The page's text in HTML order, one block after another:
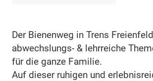
Der Bienenweg in Trens
abwechslungs- & lehrreiche
für die ganze Familie.
Auf dieser ruhigen und